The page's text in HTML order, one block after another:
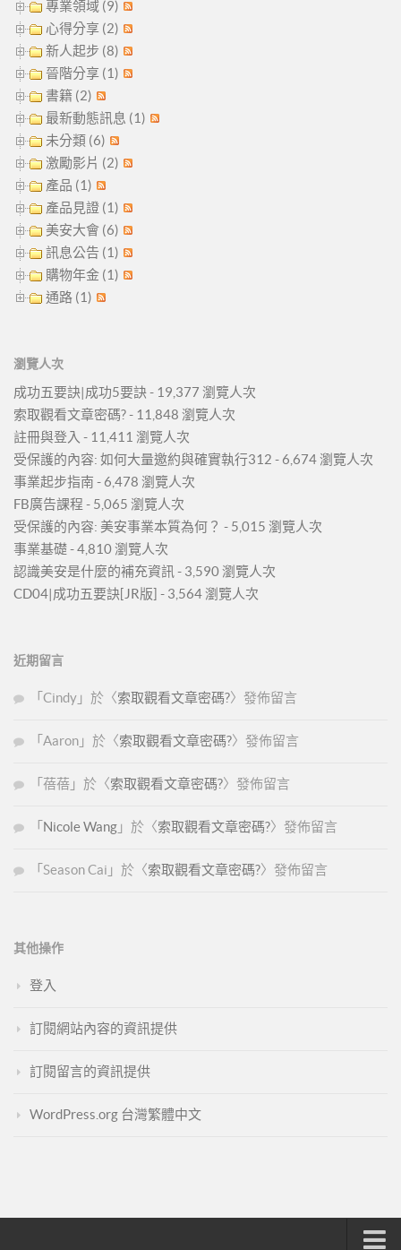
專業領域 (9)
心得分享 (2)
新人起步 (8)
晉階分享 (1)
書籍 (2)
最新動態訊息 (1)
未分類 (6)
激勵影片 (2)
產品 (1)
產品見證 (1)
美安大會 (6)
訊息公告 (1)
購物年金 (1)
通路 (1)
瀏覽人次
成功五要訣|成功5要訣- 19,377 瀏覽人次
索取觀看文章密碼?- 11,848 瀏覽人次
註冊與登入 - 11,411 瀏覽人次
受保護的內容: 如何大量邀約與確實執行312 - 6,674 瀏覽人次
事業起步指南 - 6,478 瀏覽人次
FB廣告課程 - 5,065 瀏覽人次
受保護的內容: 美安事業本質為何？ - 5,015 瀏覽人次
事業基礎- 4,810 瀏覽人次
認識美安是什麼的補充資訊 - 3,590 瀏覽人次
CD04|成功五要訣[JR版] - 3,564 瀏覽人次
近期留言
「 Cindy 」於〈索取觀看文章密碼?〉發佈留言
「 Aaron 」於〈索取觀看文章密碼?〉發佈留言
「 蓓蓓 」於〈索取觀看文章密碼?〉發佈留言
「 Nicole Wang 」於〈索取觀看文章密碼?〉發佈留言
「 Season Cai 」於〈索取觀看文章密碼?〉發佈留言
其他操作
登入
訂閱網站內容的資訊提供
訂閱留言的資訊提供
WordPress.org 台灣繁體中文